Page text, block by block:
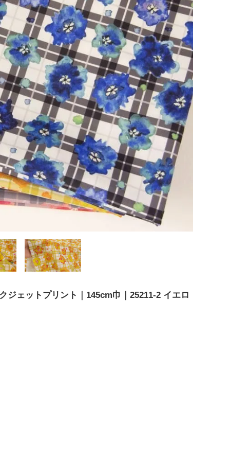
ェットプリント｜145cm巾｜25211-2 イエロ